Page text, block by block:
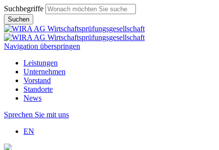
Suchbegriffe
Suchen
Navigation überspringen
Leistungen
Unternehmen
Vorstand
Standorte
News
Sprechen Sie mit uns
EN